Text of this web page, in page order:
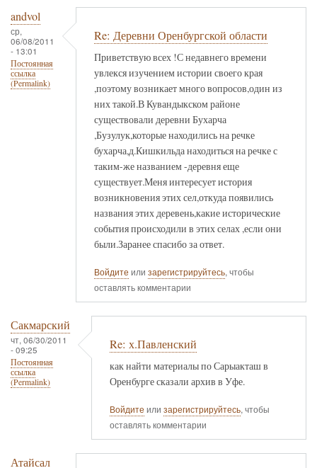
andvol
ср,
06/08/2011
- 13:01
Постоянная
ссылка
(Permalink)
Re: Деревни Оренбургской области
Приветствую всех !С недавнего времени
увлекся изучением истории своего края
,поэтому возникает много вопросов,один из
них такой.В Кувандыкском районе
существовали деревни Бухарча
,Бузулук,которые находились на речке
бухарча,д.Кишкильда находиться на речке с
таким-же названием -деревня еще
существует.Меня интересует история
возникновения этих сел,откуда появились
названия этих деревень,какие исторические
события происходили в этих селах ,если они
были.Заранее спасибо за ответ.
Войдите или зарегистрируйтесь, чтобы
оставлять комментарии
Сакмарский
чт, 06/30/2011
- 09:25
Постоянная
ссылка
(Permalink)
Re: х.Павленский
как найти материалы по Сарыакташ в
Оренбурге сказали архив в Уфе.
Войдите или зарегистрируйтесь, чтобы
оставлять комментарии
Атайсал